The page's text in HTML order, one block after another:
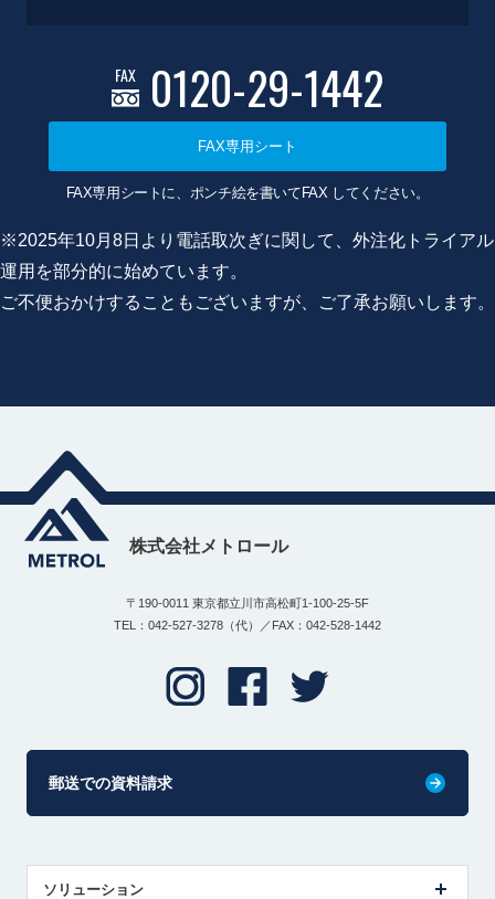
FAX 0120-29-1442
FAX専用シート
FAX専用シートに、ポンチ絵を書いてFAX してください。
※2025年10月8日より電話取次ぎに関して、外注化トライアル
運用を部分的に始めています。
ご不便おかけすることもございますが、ご了承お願いします。
株式会社メトロール
〒190-0011 東京都立川市高松町1-100-25-5F
TEL：042-527-3278（代）／FAX：042-528-1442
郵送での資料請求
ソリューション